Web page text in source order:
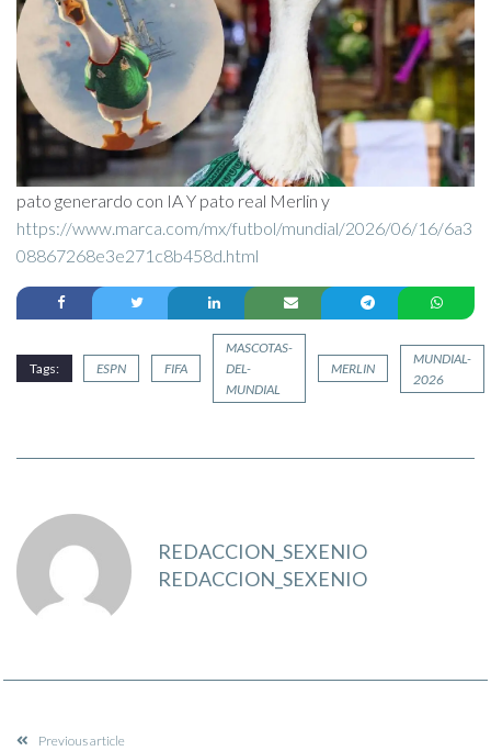
pato generardo con IA Y pato real Merlin y
https://www.marca.com/mx/futbol/mundial/2026/06/16/6a3
08867268e3e271c8b458d.html
Tags: ESPN FIFA
MASCOTAS-
DEL-
MUNDIAL
MERLIN
MUNDIAL-
2026
REDACCION_SEXENIO
REDACCION_SEXENIO
Previous article